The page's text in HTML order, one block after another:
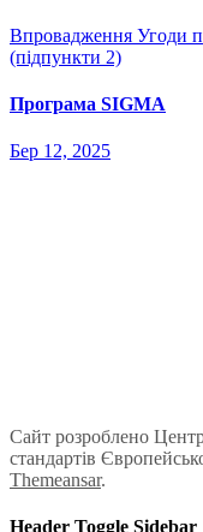
Впровадження Угоди
(підпункти 2)
Програма SIGMA
Бер 12, 2025
Сайт розроблено
стандартів
Themeansar.
Header Toggle Sidebar